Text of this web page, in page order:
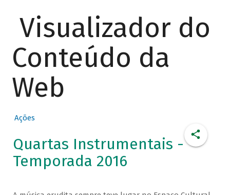
Visualizador do
Conteúdo da
Web
Ações
Quartas Instrumentais -
Temporada 2016